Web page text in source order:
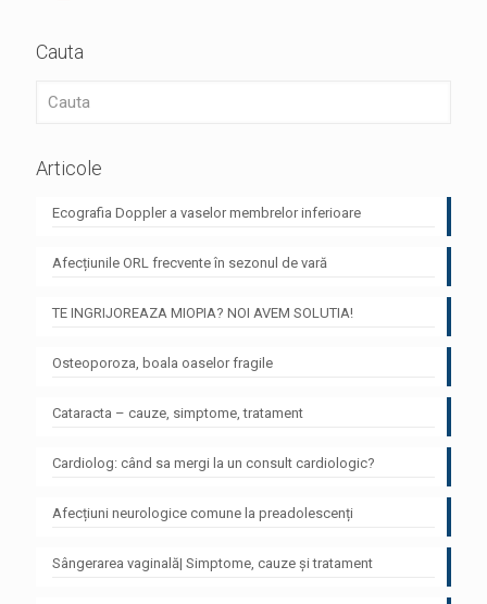
Cauta
Articole
Ecografia Doppler a vaselor membrelor inferioare
Afecțiunile ORL frecvente în sezonul de vară
TE INGRIJOREAZA MIOPIA? NOI AVEM SOLUTIA!
Osteoporoza, boala oaselor fragile
Cataracta – cauze, simptome, tratament
Cardiolog: când sa mergi la un consult cardiologic?
Afecțiuni neurologice comune la preadolescenți
Sângerarea vaginală| Simptome, cauze și tratament